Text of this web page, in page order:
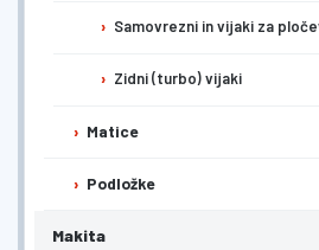
Samovrezni in vijaki za
Zidni (turbo) vijaki
Matice
Podložke
Makita